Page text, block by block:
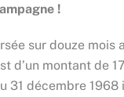
!
sur douze mois
d’un montant de
31 décembre